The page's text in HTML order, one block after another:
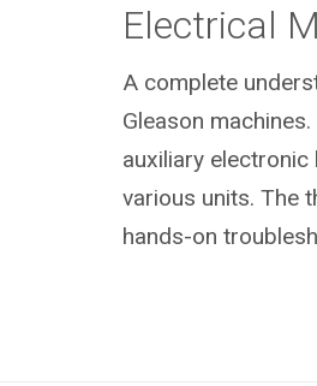
Electrical
A complete
Gleason
auxiliary
various units. The
hands-on